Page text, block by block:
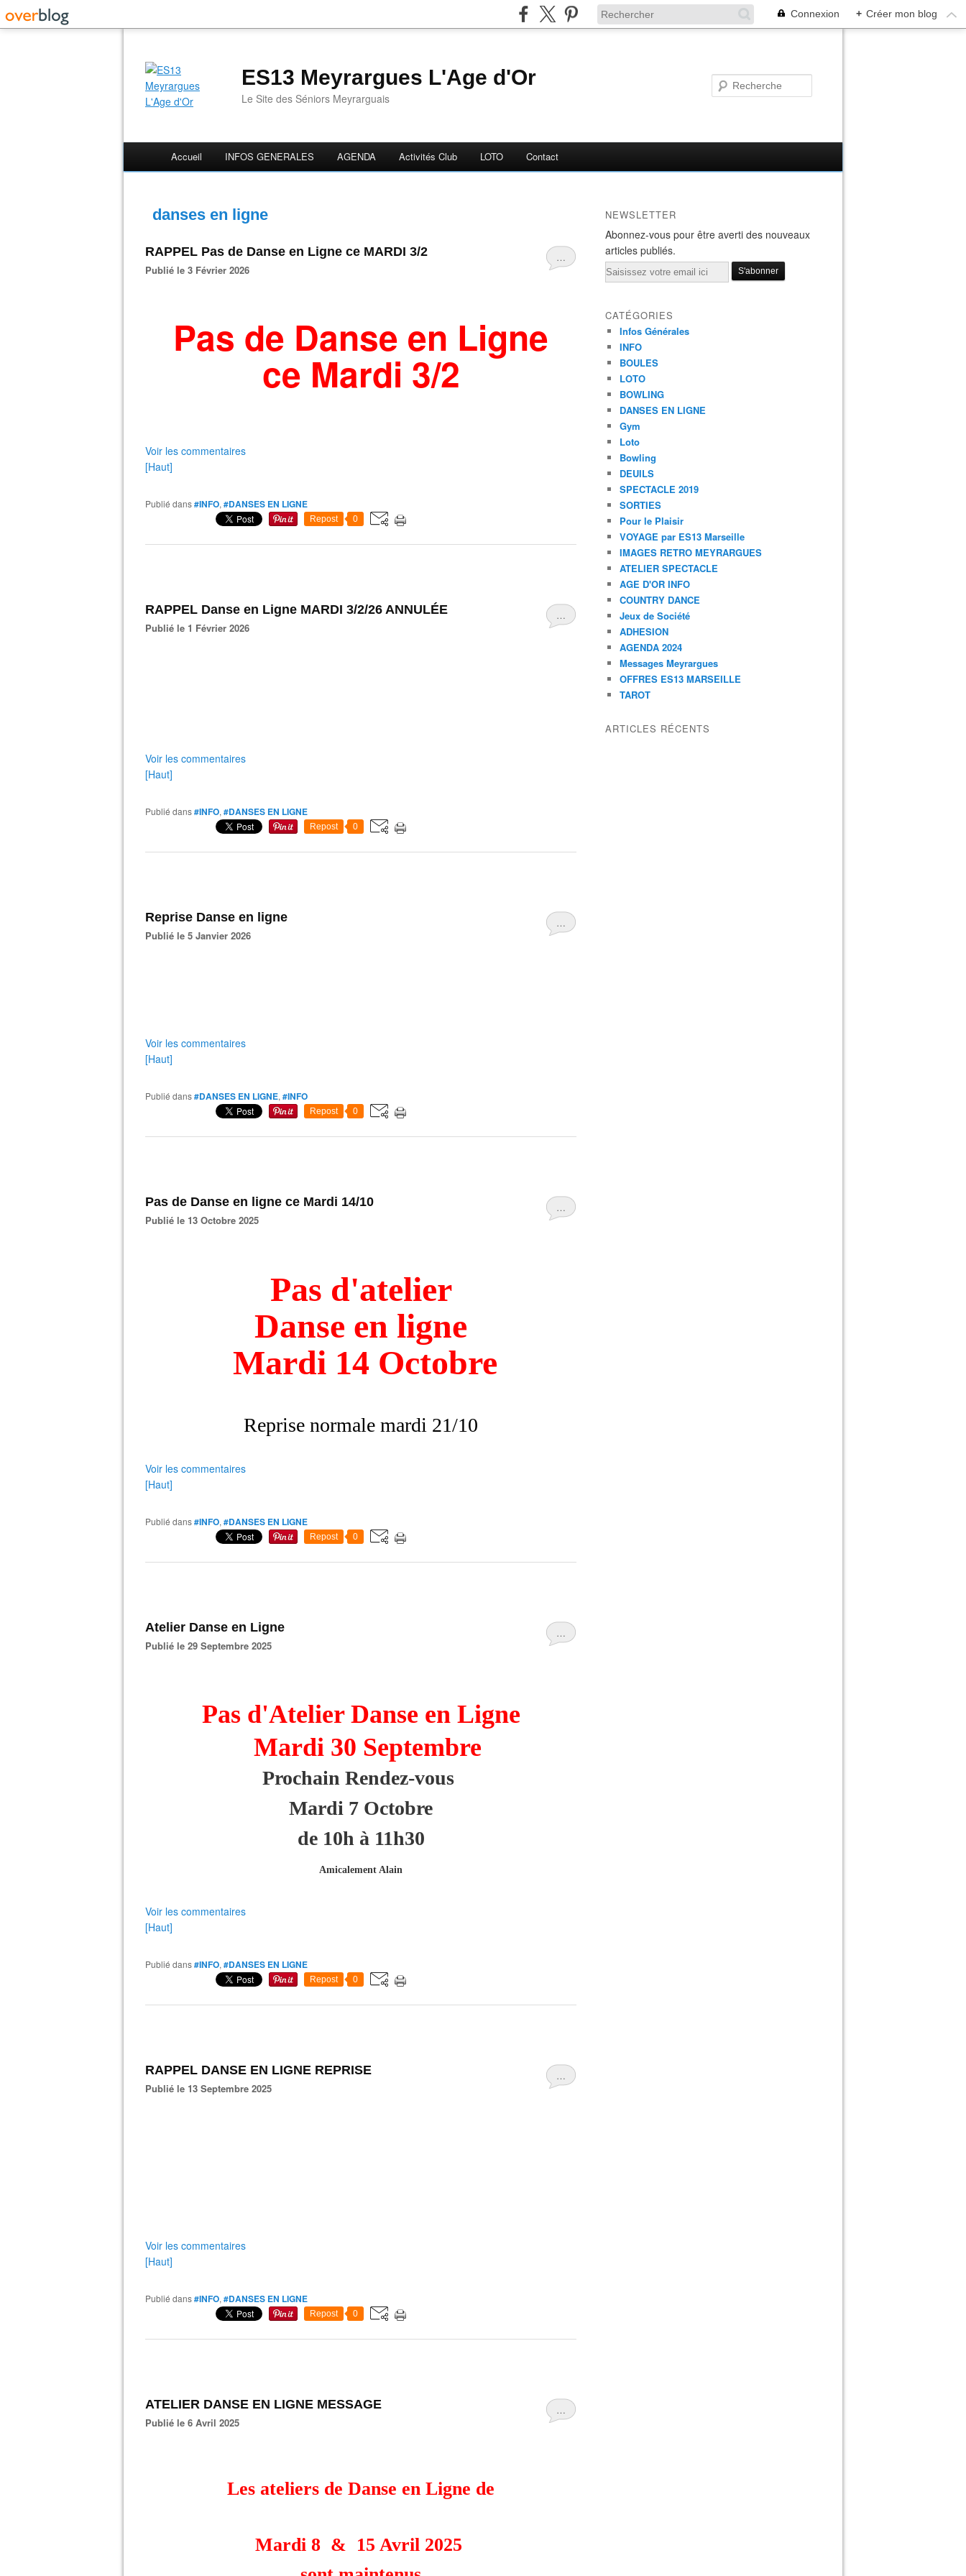
Connexion + Créer mon blog
ES13 Meyrargues L'Age d'Or
Le Site des Séniors Meyrarguais
Accueil INFOS GENERALES AGENDA Activités Club LOTO Contact
danses en ligne
…
RAPPEL Pas de Danse en Ligne ce MARDI 3/2
Publié le 3 Février 2026
Pas de Danse en Ligne
ce Mardi 3/2
Voir les commentaires
[Haut]
Publié dans#INFO, #DANSES EN LIGNE
Repost 0
…
RAPPEL Danse en Ligne MARDI 3/2/26 ANNULÉE
Publié le 1 Février 2026
Voir les commentaires
[Haut]
Publié dans#INFO, #DANSES EN LIGNE
Repost 0
…
Reprise Danse en ligne
Publié le 5 Janvier 2026
Voir les commentaires
[Haut]
Publié dans#DANSES EN LIGNE, #INFO
Repost 0
…
Pas de Danse en ligne ce Mardi 14/10
Publié le 13 Octobre 2025
Pas d'atelier
Danse en ligne
Mardi 14 Octobre
Reprise normale mardi 21/10
Voir les commentaires
[Haut]
Publié dans#INFO, #DANSES EN LIGNE
Repost 0
…
Atelier Danse en Ligne
Publié le 29 Septembre 2025
Pas d'Atelier Danse en Ligne
Mardi 30 Septembre
Prochain Rendez-vous
Mardi 7 Octobre
de 10h à 11h30
Amicalement Alain
Voir les commentaires
[Haut]
Publié dans#INFO, #DANSES EN LIGNE
Repost 0
…
RAPPEL DANSE EN LIGNE REPRISE
Publié le 13 Septembre 2025
Voir les commentaires
[Haut]
Publié dans#INFO, #DANSES EN LIGNE
Repost 0
…
ATELIER DANSE EN LIGNE MESSAGE
Publié le 6 Avril 2025
Les ateliers de Danse en Ligne de
Mardi 8 & 15 Avril 2025
NEWSLETTER
Abonnez-vous pour être averti des nouveaux
articles publiés.
Email
CATÉGORIES
Infos Générales
INFO
BOULES
LOTO
BOWLING
DANSES EN LIGNE
Gym
Loto
Bowling
DEUILS
SPECTACLE 2019
SORTIES
Pour le Plaisir
VOYAGE par ES13 Marseille
IMAGES RETRO MEYRARGUES
ATELIER SPECTACLE
AGE D'OR INFO
COUNTRY DANCE
Jeux de Société
ADHESION
AGENDA 2024
Messages Meyrargues
OFFRES ES13 MARSEILLE
TAROT
ARTICLES RÉCENTS